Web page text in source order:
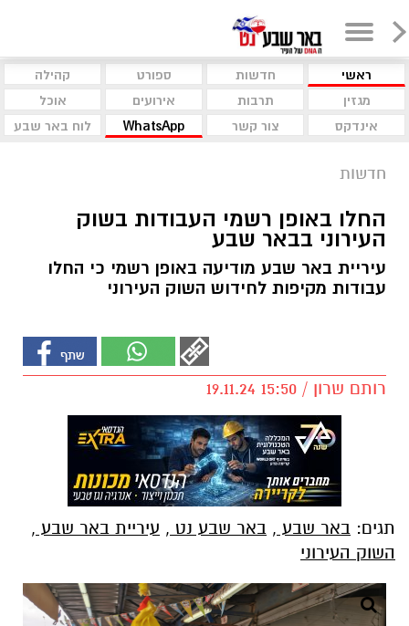
ראשי חדשות ספורט
קהילה
מגזין
תרבות אירועים
אוכל
אינדקס
צור קשר WhatsApp לוח באר שבע
חדשות
החלו באופן רשמי העבודות בשוק
העירוני בבאר שבע
עיריית באר שבע מודיעה באופן רשמי כי החלו
עבודות מקיפות לחידוש השוק העירוני
רותם שרון / 15:50 19.11.24
תגים: באר שבע , באר שבע נט , עיריית באר שבע ,
השוק העירוני